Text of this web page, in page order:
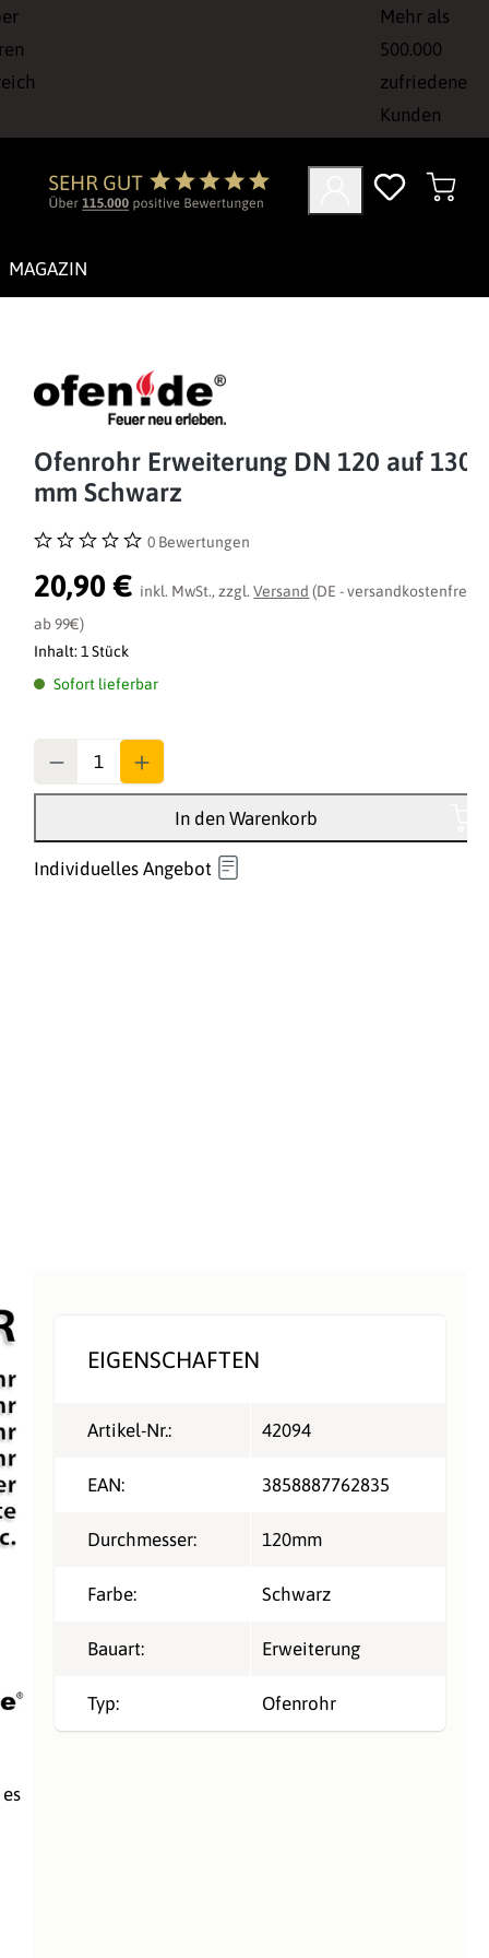
Mehr als
500.000
zufriedene
Kunden
MAGAZIN
Ofenrohr Erweiterung DN 120 auf 130
mm Schwarz
Durchschnittliche Bewertung von 0 von 5 Sternen
0 Bewertungen
20,90 € inkl. MwSt., zzgl.Versand (DE - versandkostenfrei
ab 99€)
Inhalt:1 Stück
Sofort lieferbar
In den Warenkorb
Individuelles Angebot
EIGENSCHAFTEN
Artikel-Nr.: 42094
EAN: 3858887762835
Durchmesser: 120mm
Farbe: Schwarz
Bauart: Erweiterung
Typ: Ofenrohr